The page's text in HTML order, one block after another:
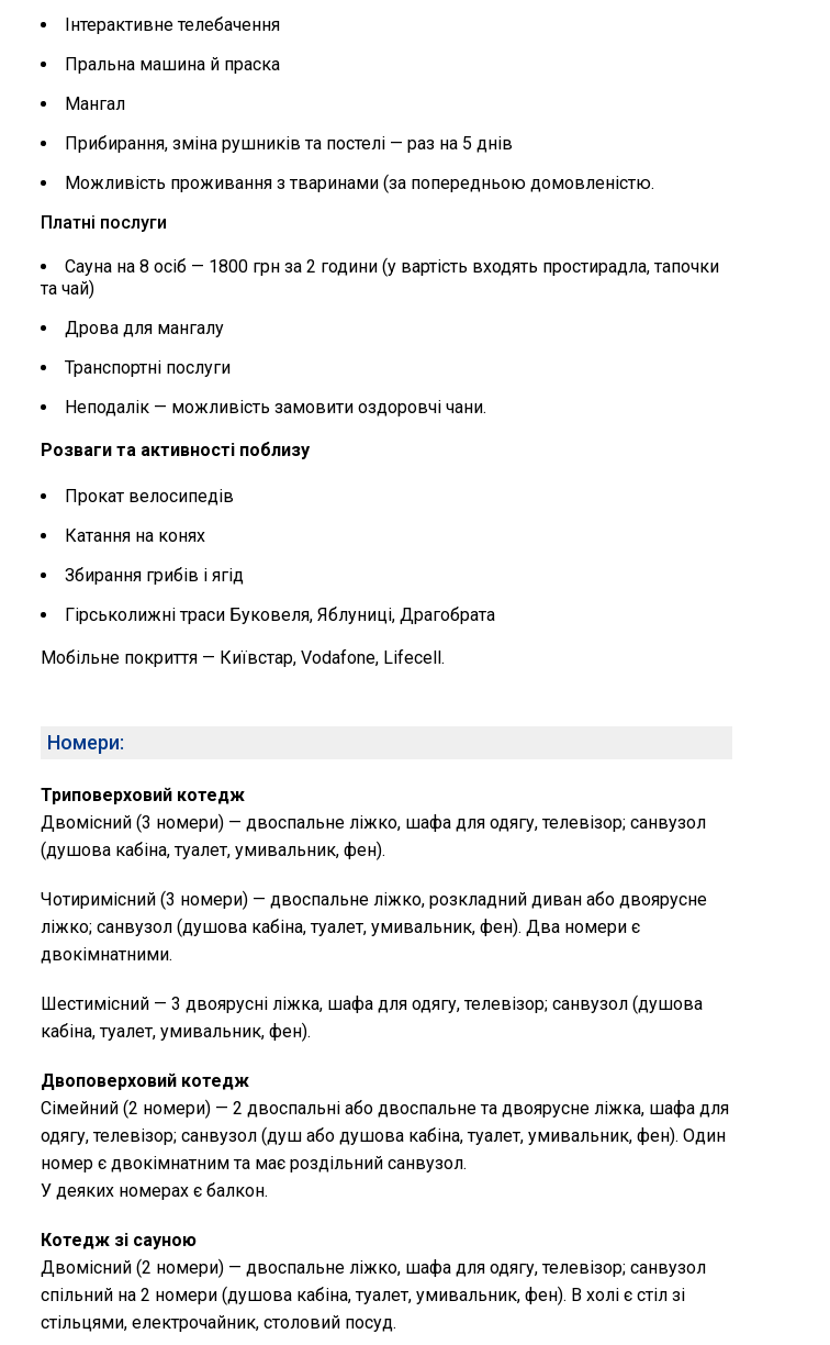
Інтерактивне телебачення
Пральна машина й праска
Мангал
Прибирання, зміна рушників та постелі — раз на 5 днів
Можливість проживання з тваринами (за попередньою домовленістю.
Платні послуги
Сауна на 8 осіб — 1800 грн за 2 години (у вартість входять простирадла, тапочки
та чай)
Дрова для мангалу
Транспортні послуги
Неподалік — можливість замовити оздоровчі чани.
Розваги та активності поблизу
Прокат велосипедів
Катання на конях
Збирання грибів і ягід
Гірськолижні траси Буковеля, Яблуниці, Драгобрата
Мобільне покриття — Київстар, Vodafone, Lifecell.
Номери:
Триповерховий котедж
Двомісний (3 номери) — двоспальне ліжко, шафа для одягу, телевізор; санвузол
(душова кабіна, туалет, умивальник, фен).
Чотиримісний (3 номери) — двоспальне ліжко, розкладний диван або двоярусне
ліжко; санвузол (душова кабіна, туалет, умивальник, фен). Два номери є
двокімнатними.
Шестимісний — 3 двоярусні ліжка, шафа для одягу, телевізор; санвузол (душова
кабіна, туалет, умивальник, фен).
Двоповерховий котедж
Сімейний (2 номери) — 2 двоспальні або двоспальне та двоярусне ліжка, шафа для
одягу, телевізор; санвузол (душ або душова кабіна, туалет, умивальник, фен). Один
номер є двокімнатним та має роздільний санвузол.
У деяких номерах є балкон.
Котедж зі сауною
Двомісний (2 номери) — двоспальне ліжко, шафа для одягу, телевізор; санвузол
спільний на 2 номери (душова кабіна, туалет, умивальник, фен). В холі є стіл зі
стільцями, електрочайник, столовий посуд.